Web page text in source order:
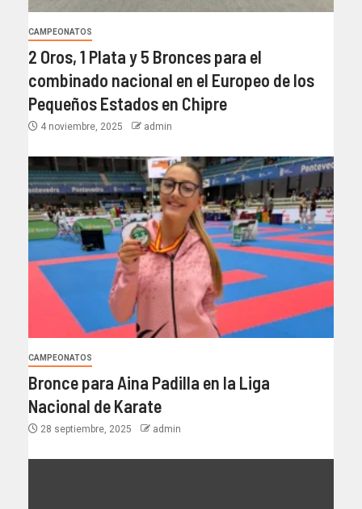
CAMPEONATOS
2 Oros, 1 Plata y 5 Bronces para el
combinado nacional en el Europeo de los
Pequeños Estados en Chipre
4 noviembre, 2025 admin
CAMPEONATOS
Bronce para Aina Padilla en la Liga
Nacional de Karate
28 septiembre, 2025 admin